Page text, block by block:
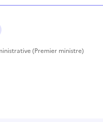
(Premier ministre)